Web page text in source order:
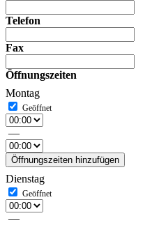
Telefon
Fax
Öffnungszeiten
Montag
—
Öffnungszeiten hinzufügen
Dienstag
—